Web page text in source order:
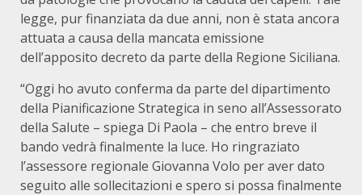
legge, pur finanziata da due anni, non è stata ancora
attuata a causa della mancata emissione
dell’apposito decreto da parte della Regione Siciliana.
“Oggi ho avuto conferma da parte del dipartimento
della Pianificazione Strategica in seno all’Assessorato
della Salute – spiega Di Paola – che entro breve il
bando vedrà finalmente la luce. Ho ringraziato
l’assessore regionale Giovanna Volo per aver dato
seguito alle sollecitazioni e spero si possa finalmente